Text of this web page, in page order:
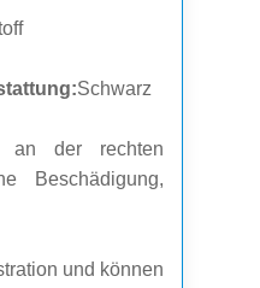
Schwarz
an der rechten
Beschädigung,
und können